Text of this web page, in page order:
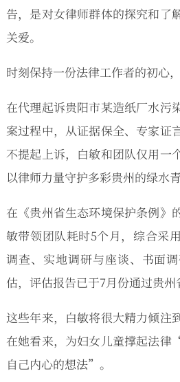
告，是对女律师群体的探究和了
关爱。
时刻保持一份法律工作者的初心
在代理起诉贵阳市某造纸厂水污
案过程中，从证据保全、专家证
不提起上诉，白敏和团队仅用一
以律师力量守护多彩贵州的绿水青
在《贵州省生态环境保护条例》
敏带领团队耗时5个月，综合采
调查、实地调研与座谈、书面
估，评估报告已于7月份通过贵州
这些年来，白敏将很大精力倾注
在她看来，为妇女儿童撑起法
自己内心的想法”。